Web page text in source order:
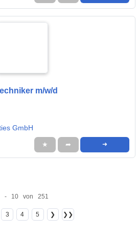
m/w/d
GmbH
★ ➦ ➜
- 10 von 251
3 4 5 ❯ ❯❯